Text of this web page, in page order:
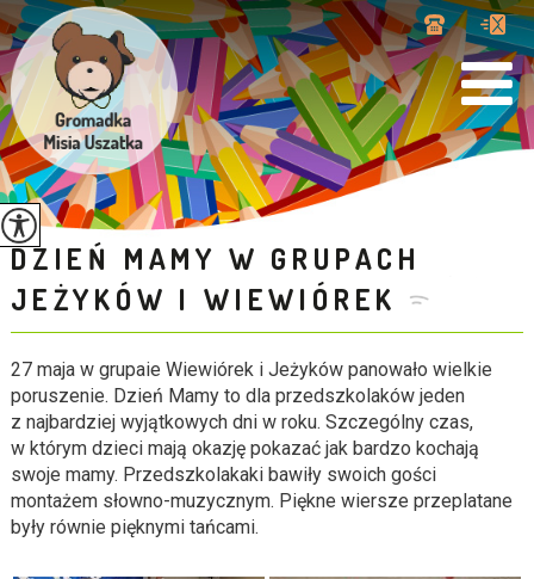
DZIEŃ MAMY W GRUPACH
JEŻYKÓW I WIEWIÓREK
27 maja w grupaie Wiewiórek i Jeżyków panowało wielkie
poruszenie. Dzień Mamy to dla przedszkolaków jeden
z najbardziej wyjątkowych dni w roku. Szczególny czas,
w którym dzieci mają okazję pokazać jak bardzo kochają
swoje mamy. Przedszkolakaki bawiły swoich gości
montażem słowno-muzycznym. Piękne wiersze przeplatane
były równie pięknymi tańcami.